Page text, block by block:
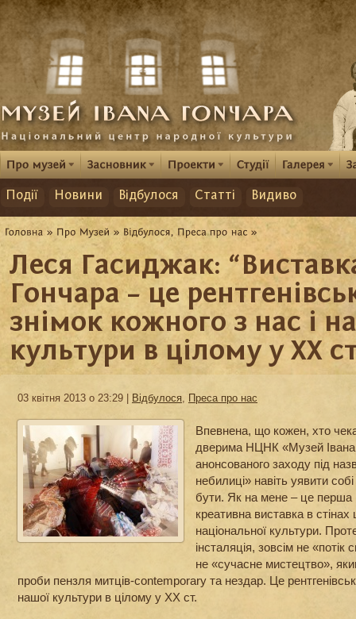
Події Новини Відбулося Статті Видиво
Леся Гасиджак:
Гончара – це
знімок кожного з нас і
культури в цілому у ХХ
03 квітня 2013 о 23:29 | Відбулося, Преса про нас
Впевнена, що кожен, хто
дверима НЦНК «Музей Івана
анонсованого заходу під
небилиці» навіть уявити
бути. Як на мене – це перша
креативна виставка в стінах
національної культури.
інсталяція, зовсім не «потік
не «сучасне мистецтво»,
проби пензля митців-contemporary та нездар. Це
нашої культури в цілому у ХХ ст.